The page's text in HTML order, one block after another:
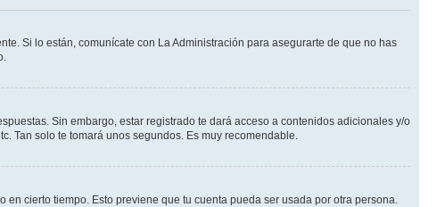
Si lo están, comunícate con La Administración para asegurarte de que no has
Sin embargo, estar registrado te dará acceso a contenidos adicionales y/o
Tan solo te tomará unos segundos. Es muy recomendable.
cierto tiempo. Esto previene que tu cuenta pueda ser usada por otra persona.